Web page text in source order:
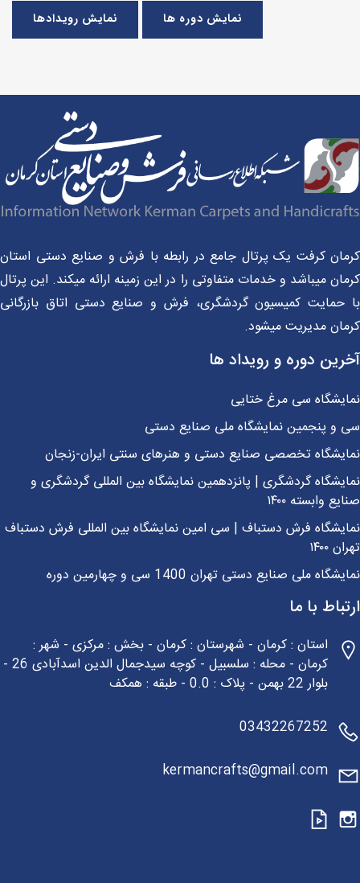
نمایش دوره ها نمایش رویدادها
کرفت یک پرتال جامع در رابطه با فرش و صنایع دستی استان
میباشد و خدمات متفاوتی را در این زمینه ارائه میکند. این پرتال
حمایت کمیسیون گردشگری، فرش و صنایع دستی اتاق بازرگانی
مدیریت میشود.
دوره و رویداد ها
سی مرغ ختایی
و پنجمین نمایشگاه ملی صنایع دستی
تخصصی صنایع دستی و هنرهای سنتی ایران-زنجان
گردشگری | پانزدهمین نمایشگاه بین المللی گردشگری و
وابسته ۱۴۰۰
فرش دستباف | سی امین نمایشگاه بین المللی فرش دستباف
۱۴۰۰
ملی صنایع دستی تهران 1400 سی و چهارمین دوره
با ما
استان : کرمان - شهرستان : کرمان - بخش : مرکزی - شهر :
کرمان - محله : سلسبیل - کوچه سیدجمال الدین اسدآبادی 26 -
بلوار 22 بهمن - پلاک : 0.0 - طبقه : همکف
03432267252
kermancrafts@gmail.com